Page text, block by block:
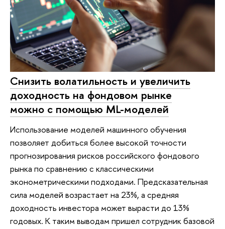
Снизить волатильность и увеличить
доходность на фондовом рынке
можно с помощью ML-моделей
Использование моделей машинного обучения
позволяет добиться более высокой точности
прогнозирования рисков российского фондового
рынка по сравнению с классическими
эконометрическими подходами. Предсказательная
сила моделей возрастает на 23%, а средняя
доходность инвестора может вырасти до 13%
годовых. К таким выводам пришел сотрудник базовой